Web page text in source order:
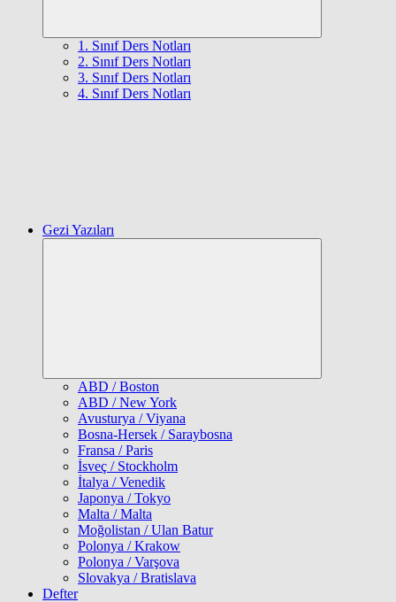
1. Sınıf Ders Notları
2. Sınıf Ders Notları
3. Sınıf Ders Notları
4. Sınıf Ders Notları
Gezi Yazıları
ABD / Boston
ABD / New York
Avusturya / Viyana
Bosna-Hersek / Saraybosna
Fransa / Paris
İsveç / Stockholm
İtalya / Venedik
Japonya / Tokyo
Malta / Malta
Moğolistan / Ulan Batur
Polonya / Krakow
Polonya / Varşova
Slovakya / Bratislava
Defter